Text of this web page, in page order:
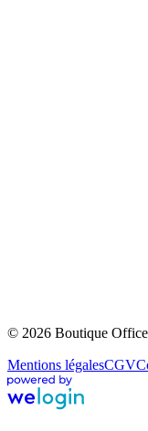
© 2026 Boutique Office
Mentions légalesCGV